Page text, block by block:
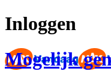
Inloggen
Mogelijk